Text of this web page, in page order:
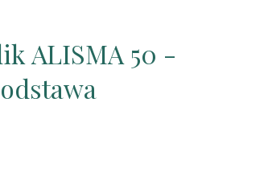
ALISMA 50 -